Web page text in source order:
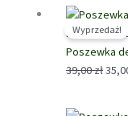
Wyprzedaż!
POSZEWKI
Poszewka
39,00zł